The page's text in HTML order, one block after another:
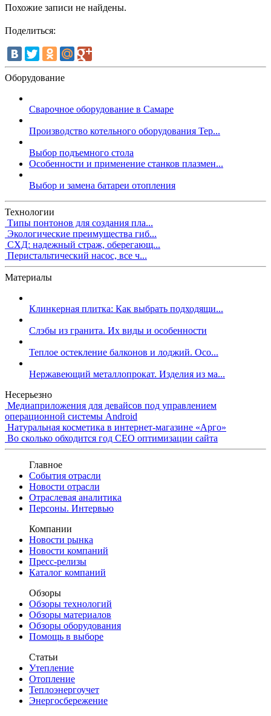
Похожие записи не найдены.
Поделиться:
Оборудование
Сварочное оборудование в Самаре
Производство котельного оборудования Тер...
Выбор подъемного стола
Особенности и применение станков плазмен...
Выбор и замена батареи отопления
Технологии
Типы понтонов для создания пла...
Экологические преимущества гиб...
СХД: надежный страж, оберегающ...
Перистальтический насос, все ч...
Материалы
Клинкерная плитка: Как выбрать подходящи...
Слэбы из гранита. Их виды и особенности
Теплое остекление балконов и лоджий. Осо...
Нержавеющий металлопрокат. Изделия из ма...
Несерьезно
Медиаприложения для девайсов под управлением
операционной системы Android
Натуральная косметика в интернет-магазине «Арго»
Во сколько обходится год СЕО оптимизации сайта
Главное
События отрасли
Новости отрасли
Отраслевая аналитика
Персоны. Интервью
Компании
Новости рынка
Новости компаний
Пресс-релизы
Каталог компаний
Обзоры
Обзоры технологий
Обзоры материалов
Обзоры оборудования
Помощь в выборе
Статьи
Утепление
Отопление
Теплоэнергоучет
Энергосбережение